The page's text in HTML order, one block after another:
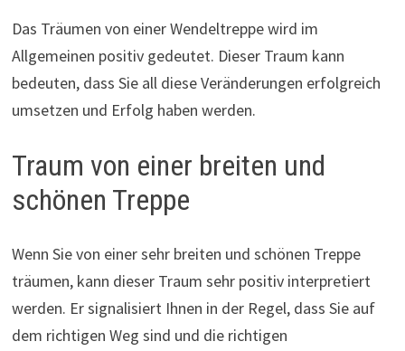
Das Träumen von einer Wendeltreppe wird im
Allgemeinen positiv gedeutet. Dieser Traum kann
bedeuten, dass Sie all diese Veränderungen erfolgreich
umsetzen und Erfolg haben werden.
Traum von einer breiten und
schönen Treppe
Wenn Sie von einer sehr breiten und schönen Treppe
träumen, kann dieser Traum sehr positiv interpretiert
werden. Er signalisiert Ihnen in der Regel, dass Sie auf
dem richtigen Weg sind und die richtigen